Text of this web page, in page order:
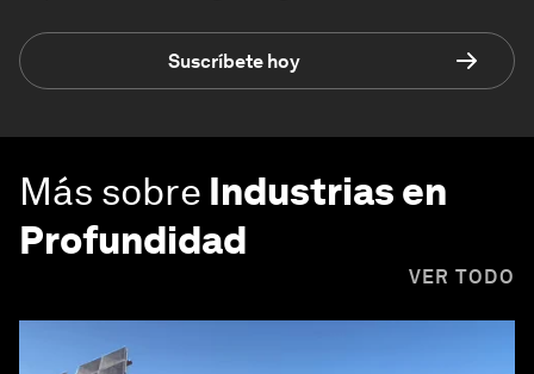
Suscríbete hoy
Más sobre Industrias en
Profundidad
VER TODO